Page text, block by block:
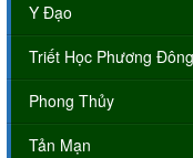
Y Đạo
Triết Học Phương Đông
Phong Thủy
Tản Mạn